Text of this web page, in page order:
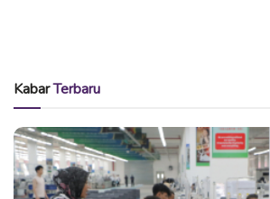
KabarTerbaru